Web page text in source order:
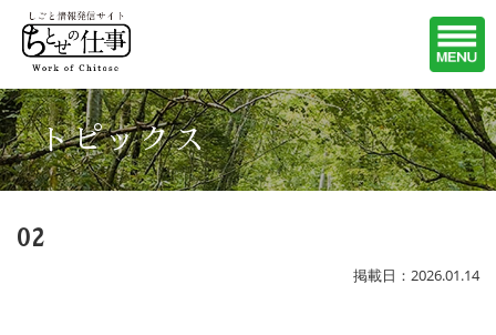
トピックス
02
掲載日：2026.01.14